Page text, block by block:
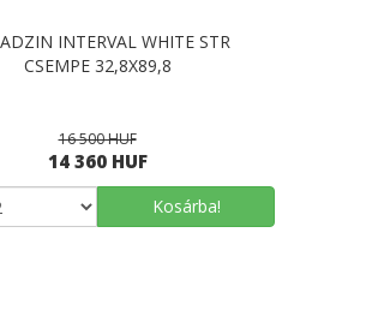
INTERVAL WHITE STR
CSEMPE 32,8X89,8
16 500 HUF
14 360 HUF
Kosárba!